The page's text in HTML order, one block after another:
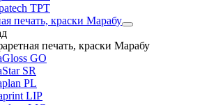
TPT
печать, краски Марабу
печать, краски Марабу
GO
SR
PL
LIP